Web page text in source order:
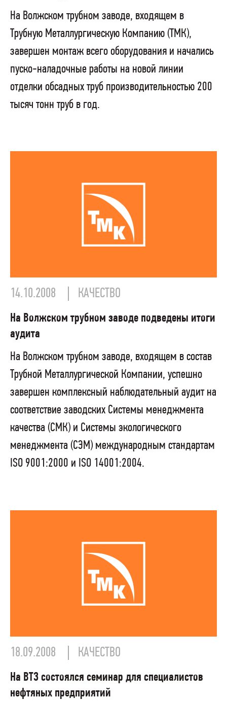
На Волжском трубном заводе, входящем в
Трубную Металлургическую Компанию (ТМК),
завершен монтаж всего оборудования и начались
пуско-наладочные работы на новой линии
отделки обсадных труб производительностью 200
тысяч тонн труб в год.
14.10.2008 КАЧЕСТВО
На Волжском трубном заводе подведены итоги
аудита
На Волжском трубном заводе, входящем в состав
Трубной Металлургической Компании, успешно
завершен комплексный наблюдательный аудит на
соответствие заводских Системы менеджмента
качества (СМК) и Системы экологического
менеджмента (СЭМ) международным стандартам
ISO 9001:2000 и ISO 14001:2004.
18.09.2008 КАЧЕСТВО
На ВТЗ состоялся семинар для специалистов
нефтяных предприятий